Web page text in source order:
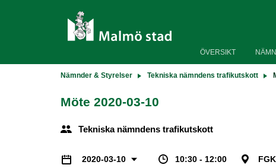
ÖVERSIKT
Nämnder & Styrelser Tekniska nämndens trafikutskott
Möte 2020-03-10
Tekniska nämndens trafikutskott
2020-03-10 10:30 - 12:00